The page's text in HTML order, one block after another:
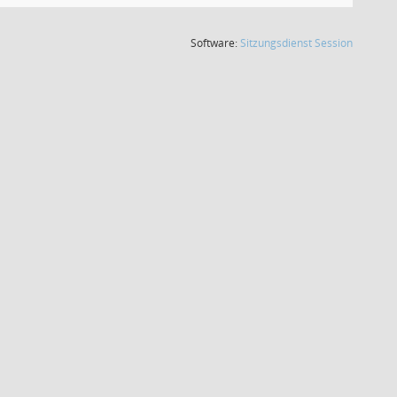
Software: Sitzungsdienst Session(Wird in